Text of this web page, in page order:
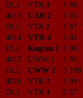
DLL
VTR 4 1 86
4013
UAB 2 3 93
DLL
VTR 2 1 87
4014
VTR 4 3 94
DLL
Kagran 1 3 98
4015
UWW 2 1 91
DLL
UWW 2 3 108
4016
VTR 3 2 99
DLL
VTR 4 0 57